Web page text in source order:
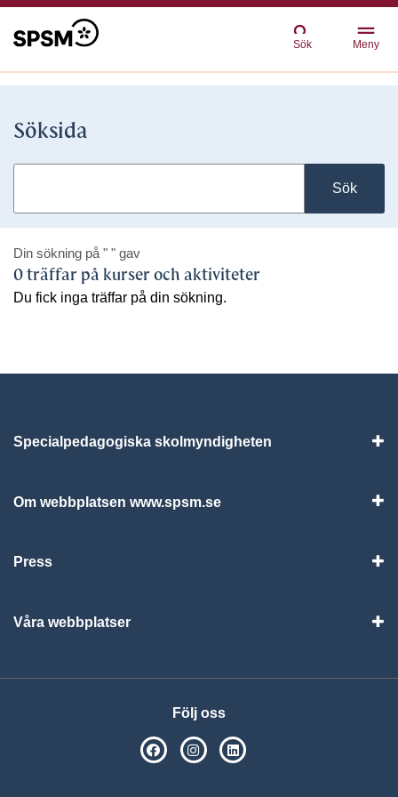
Sök Meny
Söksida
Sök
Din sökning på " " gav
0 träffar på kurser och aktiviteter
Du fick inga träffar på din sökning.
Specialpedagogiska skolmyndigheten
Om webbplatsen www.spsm.se
Press
Våra webbplatser
Följ oss
SPSM på Facebook
SPSM på Instagram